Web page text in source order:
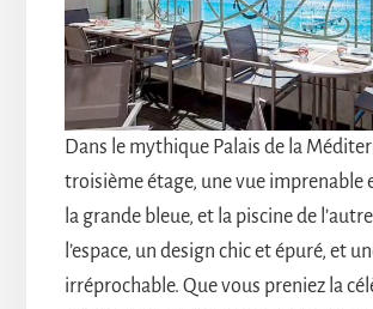
Dans le mythique Palais de la
troisième étage, une vue imprenable
la grande bleue, et la piscine de
l’espace, un design chic et épuré, et
irréprochable. Que vous preniez la